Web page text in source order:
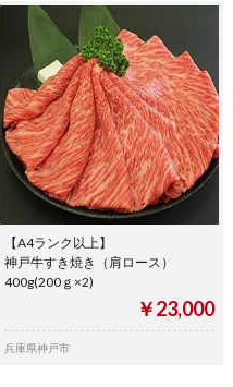
【A4ランク以上】
神戸牛すき焼き（肩ロース）
400g(200ｇ×2)
￥23,000
兵庫県神戸市